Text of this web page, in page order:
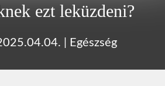
ezt leküzdeni?
Egészség